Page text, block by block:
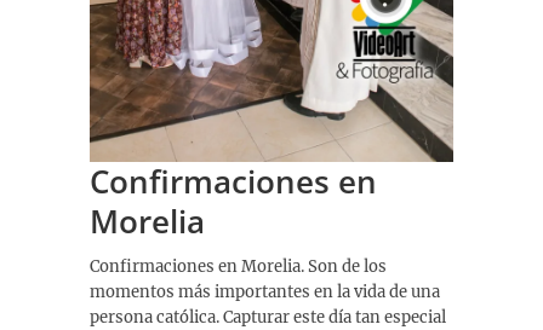
Confirmaciones en
Morelia
Confirmaciones en Morelia. Son de los
momentos más importantes en la vida de una
persona católica. Capturar este día tan especial